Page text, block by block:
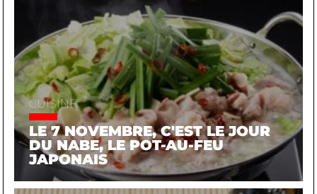
CUISINE
LE 7 NOVEMBRE, C'EST LE JOUR
DU NABE, LE POT-AU-FEU
JAPONAIS